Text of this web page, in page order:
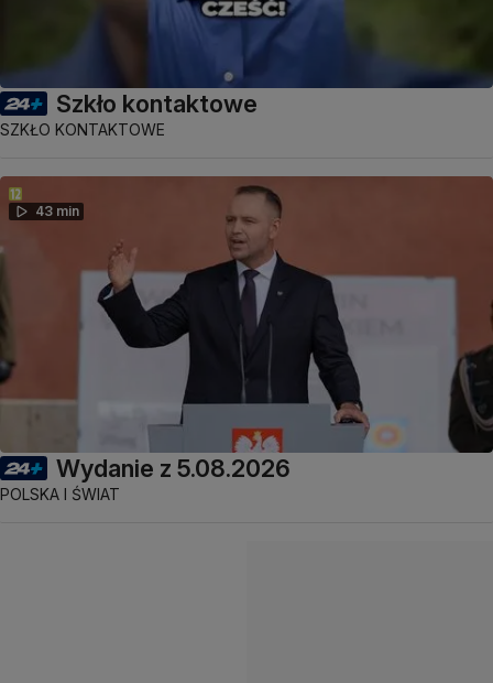
Szkło kontaktowe
SZKŁO KONTAKTOWE
43 min
Wydanie z 5.08.2026
POLSKA I ŚWIAT